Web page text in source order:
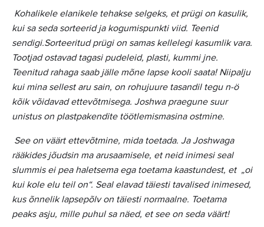
Kohalikele elanikele tehakse selgeks, et prügi on kasulik,
kui sa seda sorteerid ja kogumispunkti viid. Teenid
sendigi.Sorteeritud prügi on samas kellelegi kasumlik vara.
Tootjad ostavad tagasi pudeleid, plasti, kummi jne.
Teenitud rahaga saab jälle mõne lapse kooli saata! Niipalju
kui mina sellest aru sain, on rohujuure tasandil tegu n-ö
kõik võidavad ettevõtmisega. Joshwa praegune suur
unistus on plastpakendite töötlemismasina ostmine.
See on väärt ettevõtmine, mida toetada. Ja Joshwaga
rääkides jõudsin ma arusaamisele, et neid inimesi seal
slummis ei pea haletsema ega toetama kaastundest, et „oi
kui kole elu teil on“. Seal elavad täiesti tavalised inimesed,
kus õnnelik lapsepõlv on täiesti normaalne. Toetama
peaks asju, mille puhul sa näed, et see on seda väärt!